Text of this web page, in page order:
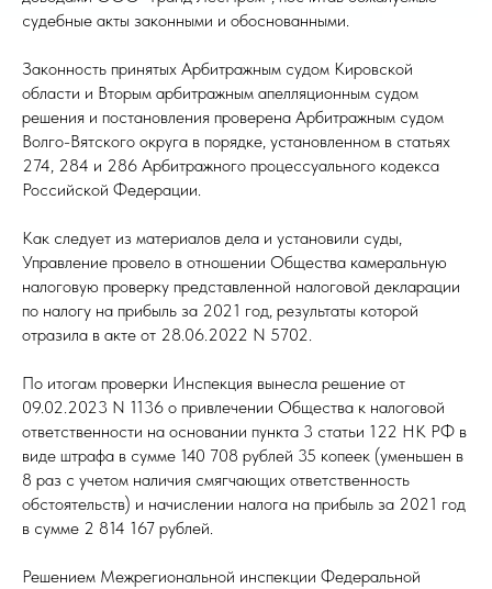
судебные акты законными и обоснованными.
Законность принятых Арбитражным судом Кировской
области и Вторым арбитражным апелляционным судом
решения и постановления проверена Арбитражным судом
Волго-Вятского округа в порядке, установленном в статьях
274, 284 и 286 Арбитражного процессуального кодекса
Российской Федерации.
Как следует из материалов дела и установили суды,
Управление провело в отношении Общества камеральную
налоговую проверку представленной налоговой декларации
по налогу на прибыль за 2021 год, результаты которой
отразила в акте от 28.06.2022 N 5702.
По итогам проверки Инспекция вынесла решение от
09.02.2023 N 1136 о привлечении Общества к налоговой
ответственности на основании пункта 3 статьи 122 НК РФ в
виде штрафа в сумме 140 708 рублей 35 копеек (уменьшен в
8 раз с учетом наличия смягчающих ответственность
обстоятельств) и начислении налога на прибыль за 2021 год
в сумме 2 814 167 рублей.
Решением Межрегиональной инспекции Федеральной